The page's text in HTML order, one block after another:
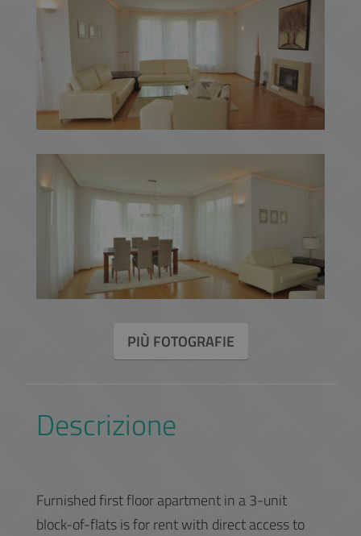
PIÙ FOTOGRAFIE
Descrizione
Furnished first floor apartment in a 3-unit
block-of-flats is for rent with direct access to